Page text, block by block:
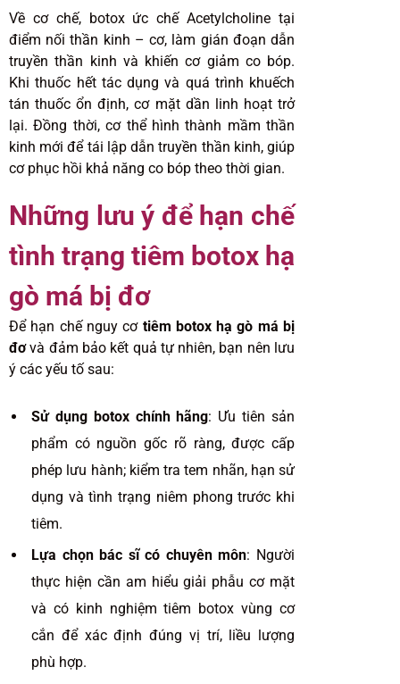
Về cơ chế, botox ức chế Acetylcholine tại
điểm nối thần kinh – cơ, làm gián đoạn dẫn
truyền thần kinh và khiến cơ giảm co bóp.
Khi thuốc hết tác dụng và quá trình khuếch
tán thuốc ổn định, cơ mặt dần linh hoạt trở
lại. Đồng thời, cơ thể hình thành mầm thần
kinh mới để tái lập dẫn truyền thần kinh, giúp
cơ phục hồi khả năng co bóp theo thời gian.
Những lưu ý để hạn chế
tình trạng tiêm botox hạ
gò má bị đơ
Để hạn chế nguy cơ tiêm botox hạ gò má bị
đơvà đảm bảo kết quả tự nhiên, bạn nên lưu
ý các yếu tố sau:
Sử dụng botox chính hãng: Ưu tiên sản
phẩm có nguồn gốc rõ ràng, được cấp
phép lưu hành; kiểm tra tem nhãn, hạn sử
dụng và tình trạng niêm phong trước khi
tiêm.
Lựa chọn bác sĩ có chuyên môn: Người
thực hiện cần am hiểu giải phẫu cơ mặt
và có kinh nghiệm tiêm botox vùng cơ
cắn để xác định đúng vị trí, liều lượng
phù hợp.